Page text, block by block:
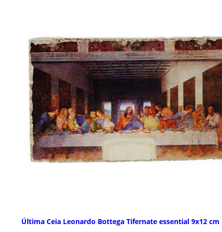
Última Ceia Leonardo Bottega Tifernate essential 9x12 cm